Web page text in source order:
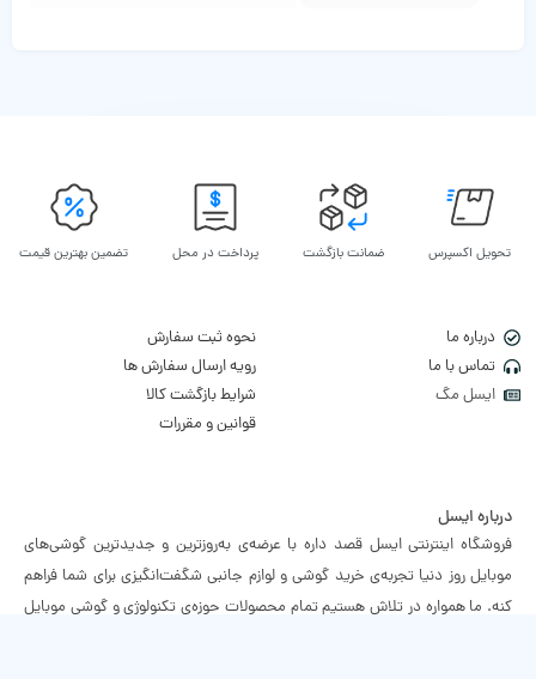
تحویل اکسپرس ضمانت بازگشت پرداخت در محل تضمین بهترین قیمت
درباره ما
تماس با ما
ایسل مگ
نحوه ثبت سفارش
رویه ارسال سفارش ها
شرایط بازگشت کالا
قوانین و مقررات
درباره ایسل
فروشگاه اینترنتی ایسل قصد داره با عرضه‌ی به‌روزترین و جدیدترین گوشی‌های
موبایل روز دنیا تجربه‌ی خرید گوشی و لوازم جانبی شگفت‌انگیزی برای شما فراهم
کنه. ما همواره در تلاش هستیم تمام محصولات حوزه‌ی تکنولوژی و گوشی موبایل